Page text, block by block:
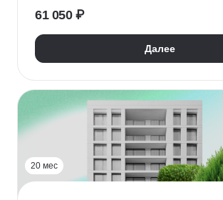
Создание чертежей
Эргономика
Разработка эскизов
61 050 ₽
Далее
20 мес